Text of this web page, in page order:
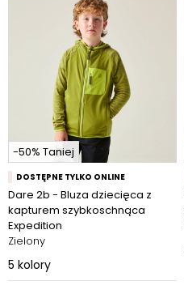
-50% Taniej
DOSTĘPNE TYLKO ONLINE
Dare 2b - Bluza dziecięca z
kapturem szybkoschnąca
Expedition
Zielony
5 kolory